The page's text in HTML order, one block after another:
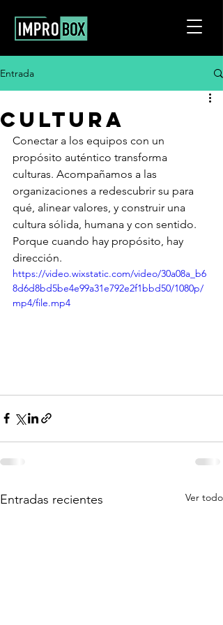
Entrada
CULTURA
Conectar a los equipos con un
propósito auténtico transforma
culturas. Acompañamos a las
organizaciones a redescubrir su para
qué, alinear valores, y construir una
cultura sólida, humana y con sentido.
Porque cuando hay propósito, hay
dirección.
https://video.wixstatic.com/video/30a08a_b6
8d6d8bd5be4e99a31e792e2f1bbd50/1080p/
mp4/file.mp4
Entradas recientes Ver todo